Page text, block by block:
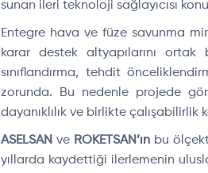
sunan ileri teknoloji sağlayıcısı
Entegre hava ve füze savunma
karar destek altyapılarını
sınıflandırma, tehdit
zorunda. Bu nedenle projede
dayanıklılık ve birlikte
ASELSAN ve ROKETSAN’ın bu
yıllarda kaydettiği ilerlemenin